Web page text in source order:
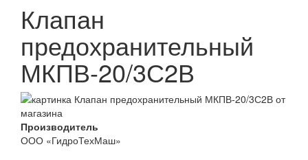
Клапан
предохранительный
МКПВ-20/3С2В
Производитель
ООО «ГидроТехМаш»